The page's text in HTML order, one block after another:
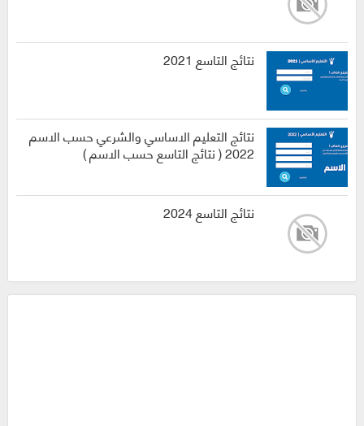
نتائج التاسع 2021
نتائج التعليم الاساسي والشرعي حسب الاسم
2022 ( نتائج التاسع حسب الاسم )
نتائج التاسع 2024